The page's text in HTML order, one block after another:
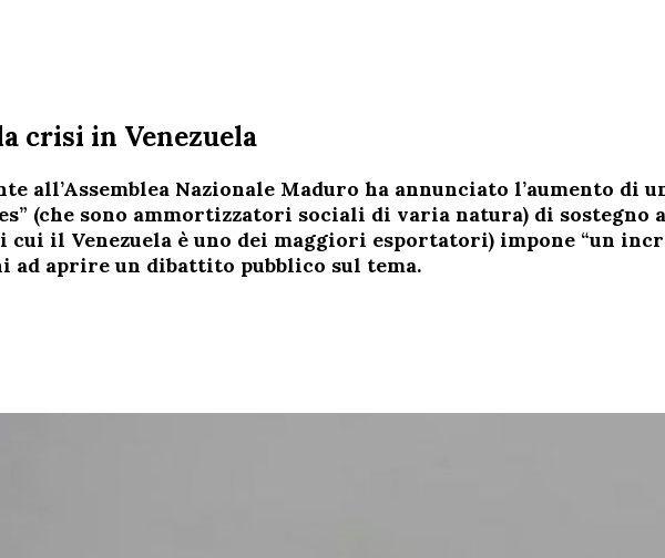
crisi in Venezuela
all’Assemblea Nazionale Maduro ha annunciato l’aumento di
(che sono ammortizzatori sociali di varia natura) di sostegno
il Venezuela è uno dei maggiori esportatori) impone “un
ad aprire un dibattito pubblico sul tema.